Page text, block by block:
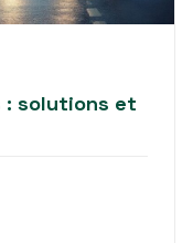
: solutions et